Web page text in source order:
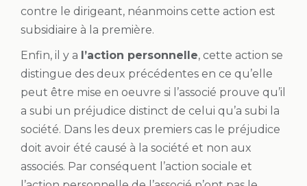
contre le dirigeant, néanmoins cette action est
subsidiaire à la première.
Enfin, il y a l’action personnelle, cette action se
distingue des deux précédentes en ce qu’elle
peut être mise en oeuvre si l’associé prouve qu’il
a subi un préjudice distinct de celui qu’a subi la
société. Dans les deux premiers cas le préjudice
doit avoir été causé à la société et non aux
associés. Par conséquent l’action sociale et